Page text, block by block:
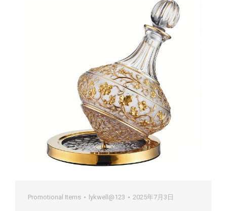
Promotional Items lykwell@123 2025年7月3日